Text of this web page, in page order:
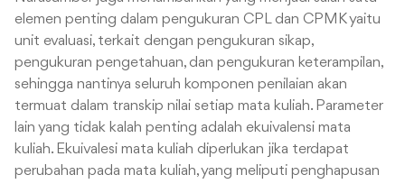
elemen penting dalam pengukuran CPL dan CPMK yaitu
unit evaluasi, terkait dengan pengukuran sikap,
pengukuran pengetahuan, dan pengukuran keterampilan,
sehingga nantinya seluruh komponen penilaian akan
termuat dalam transkip nilai setiap mata kuliah. Parameter
lain yang tidak kalah penting adalah ekuivalensi mata
kuliah. Ekuivalesi mata kuliah diperlukan jika terdapat
perubahan pada mata kuliah, yang meliputi penghapusan